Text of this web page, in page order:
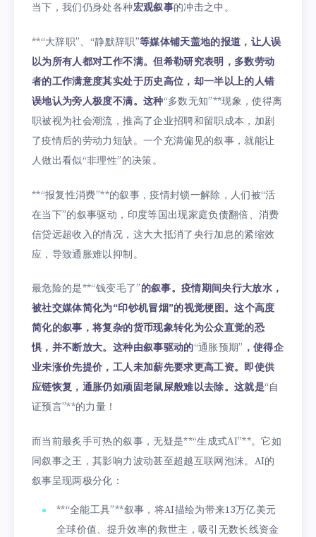
当下，我们仍身处各种宏观叙事的冲击之中。
**“大辞职”、“静默辞职”等媒体铺天盖地的报道，让人误
以为所有人都对工作不满。但希勒研究表明，多数劳动
者的工作满意度其实处于历史高位，却一半以上的人错
误地认为旁人极度不满。这种“多数无知”**现象，使得离
职被视为社会潮流，推高了企业招聘和留职成本，加剧
了疫情后的劳动力短缺。一个充满偏见的叙事，就能让
人做出看似“非理性”的决策。
**“报复性消费”**的叙事，疫情封锁一解除，人们被“活
在当下”的叙事驱动，印度等国出现家庭负债翻倍、消费
信贷远超收入的情况，这大大抵消了央行加息的紧缩效
应，导致通胀难以抑制。
最危险的是**“钱变毛了”的叙事。疫情期间央行大放水，
被社交媒体简化为“印钞机冒烟”的视觉梗图。这个高度
简化的叙事，将复杂的货币现象转化为公众直觉的恐
惧，并不断放大。这种由叙事驱动的“通胀预期” ，使得企
业未涨价先提价，工人未加薪先要求更高工资。即使供
应链恢复，通胀仍如顽固老鼠屎般难以去除。这就是“自
证预言”**的力量！
而当前最炙手可热的叙事，无疑是**“生成式AI”**。它如
同叙事之王，其影响力波动甚至超越互联网泡沫。AI的
叙事呈现两极分化：
**“全能工具”**叙事，将AI描绘为带来13万亿美元
全球价值、提升效率的救世主，吸引无数长线资金